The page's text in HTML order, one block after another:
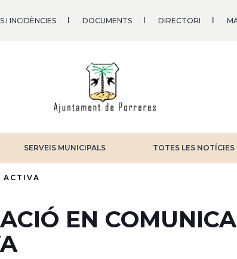
I INCIDÈNCIES DOCUMENTS DIRECTORI
SERVEIS MUNICIPALS TOTES LES NOTÍCIES
ACTIVA
EN